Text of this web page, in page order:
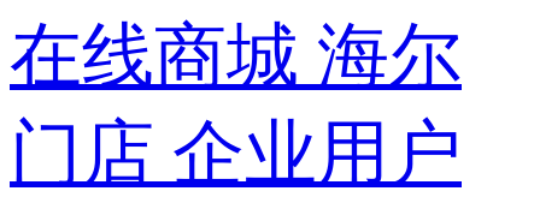
在线商城 海尔
门店 企业用户